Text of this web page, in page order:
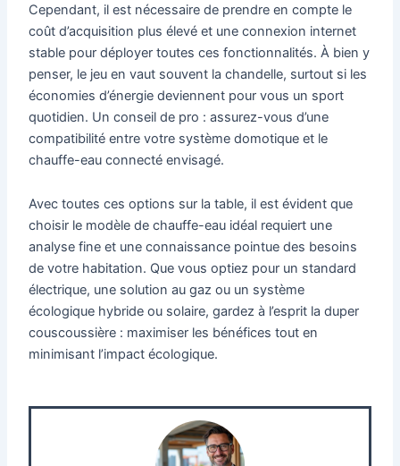
Cependant, il est nécessaire de prendre en compte le
coût d’acquisition plus élevé et une connexion internet
stable pour déployer toutes ces fonctionnalités. À bien y
penser, le jeu en vaut souvent la chandelle, surtout si les
économies d’énergie deviennent pour vous un sport
quotidien. Un conseil de pro : assurez-vous d’une
compatibilité entre votre système domotique et le
chauffe-eau connecté envisagé.
Avec toutes ces options sur la table, il est évident que
choisir le modèle de chauffe-eau idéal requiert une
analyse fine et une connaissance pointue des besoins
de votre habitation. Que vous optiez pour un standard
électrique, une solution au gaz ou un système
écologique hybride ou solaire, gardez à l’esprit la duper
couscoussière : maximiser les bénéfices tout en
minimisant l’impact écologique.